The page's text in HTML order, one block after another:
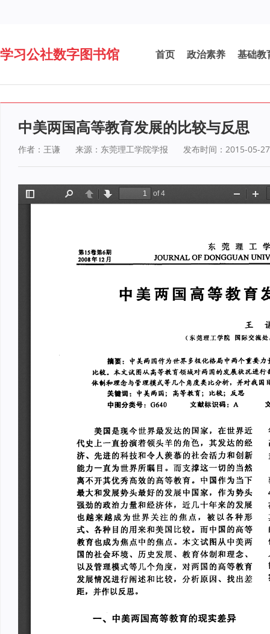
学习公社数字图书馆 首页 政治素养 基础教
中美两国高等教育发展的比较与反思
作者：王谦 来源：东莞理工学院学报 发布时间：2015-05-27